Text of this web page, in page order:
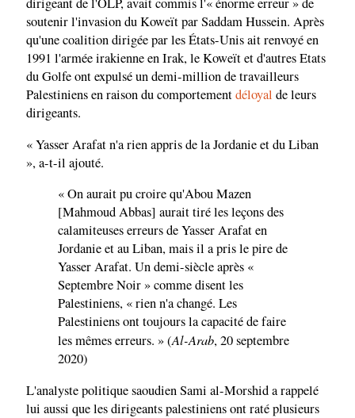
dirigeant de l'OLP, avait commis l'« énorme erreur » de
soutenir l'invasion du Koweït par Saddam Hussein. Après
qu'une coalition dirigée par les États-Unis ait renvoyé en
1991 l'armée irakienne en Irak, le Koweït et d'autres Etats
du Golfe ont expulsé un demi-million de travailleurs
Palestiniens en raison du comportementdéloyal de leurs
dirigeants.
« Yasser Arafat n'a rien appris de la Jordanie et du Liban
», a-t-il ajouté.
« On aurait pu croire qu'Abou Mazen
[Mahmoud Abbas] aurait tiré les leçons des
calamiteuses erreurs de Yasser Arafat en
Jordanie et au Liban, mais il a pris le pire de
Yasser Arafat. Un demi-siècle après «
Septembre Noir » comme disent les
Palestiniens, « rien n'a changé. Les
Palestiniens ont toujours la capacité de faire
les mêmes erreurs. » (Al-Arab, 20 septembre
2020)
L'analyste politique saoudien Sami al-Morshid a rappelé
lui aussi que les dirigeants palestiniens ont raté plusieurs